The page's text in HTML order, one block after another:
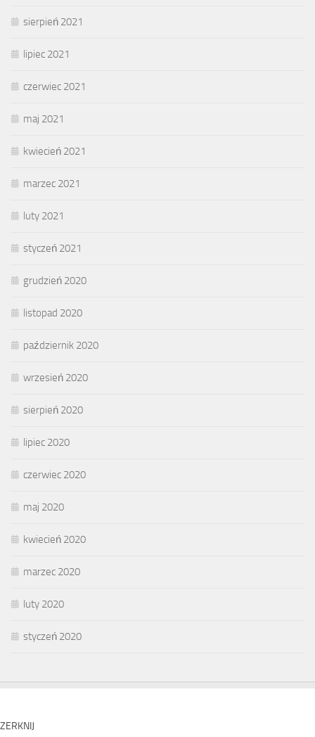
sierpień 2021
lipiec 2021
czerwiec 2021
maj 2021
kwiecień 2021
marzec 2021
luty 2021
styczeń 2021
grudzień 2020
listopad 2020
październik 2020
wrzesień 2020
sierpień 2020
lipiec 2020
czerwiec 2020
maj 2020
kwiecień 2020
marzec 2020
luty 2020
styczeń 2020
ZERKNIJ